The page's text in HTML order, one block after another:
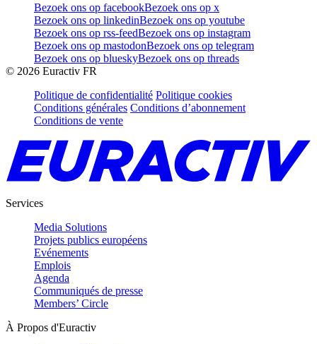
Bezoek ons op facebookBezoek ons op x
Bezoek ons op linkedinBezoek ons op youtube
Bezoek ons op rss-feedBezoek ons op instagram
Bezoek ons op mastodonBezoek ons op telegram
Bezoek ons op blueskyBezoek ons op threads
© 2026 Euractiv FR
Politique de confidentialité Politique cookies
Conditions générales Conditions d’abonnement
Conditions de vente
Services
Media Solutions
Projets publics européens
Evénements
Emplois
Agenda
Communiqués de presse
Members’ Circle
À Propos d'Euractiv